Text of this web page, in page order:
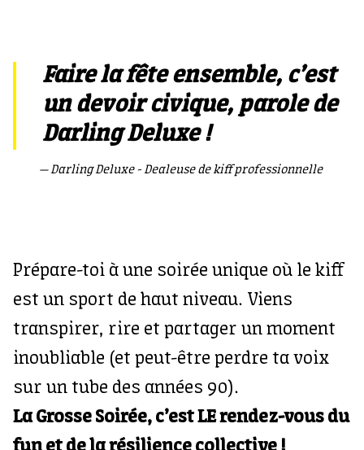
Faire la fête ensemble, c’est
un devoir civique, parole de
Darling Deluxe !
Darling Deluxe - Dealeuse de kiff professionnelle
Prépare-toi à une soirée unique où le kiff
est un sport de haut niveau. Viens
transpirer, rire et partager un moment
inoubliable (et peut-être perdre ta voix
sur un tube des années 90).
La Grosse Soirée, c’est LE rendez-vous du